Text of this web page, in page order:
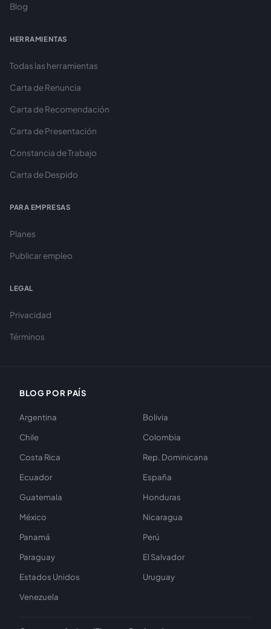
Blog
HERRAMIENTAS
Todas las herramientas
Carta de Renuncia
Carta de Recomendación
Carta de Presentación
Constancia de Trabajo
Carta de Despido
PARA EMPRESAS
Planes
Publicar empleo
LEGAL
Privacidad
Términos
BLOG POR PAÍS
Argentina
Bolivia
Chile
Colombia
Costa Rica
Rep. Dominicana
Ecuador
España
Guatemala
Honduras
México
Nicaragua
Panamá
Perú
Paraguay
El Salvador
Estados Unidos
Uruguay
Venezuela